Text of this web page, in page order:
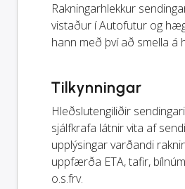
Rakningarhlekkur
vistaður í Autofutur og
hann með því að smella á
Tilkynningar
Hleðslutengiliðir
sjálfkrafa látnir vita af
upplýsingar varðandi
uppfærða ETA, tafir,
o.s.frv.